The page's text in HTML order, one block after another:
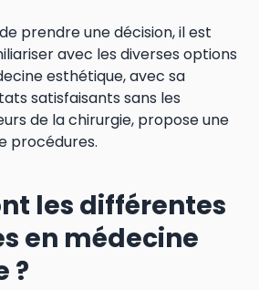
prendre une décision, il est
avec les diverses options
esthétique, avec sa
satisfaisants sans les
de la chirurgie, propose une
procédures.
les différentes
en médecine
?